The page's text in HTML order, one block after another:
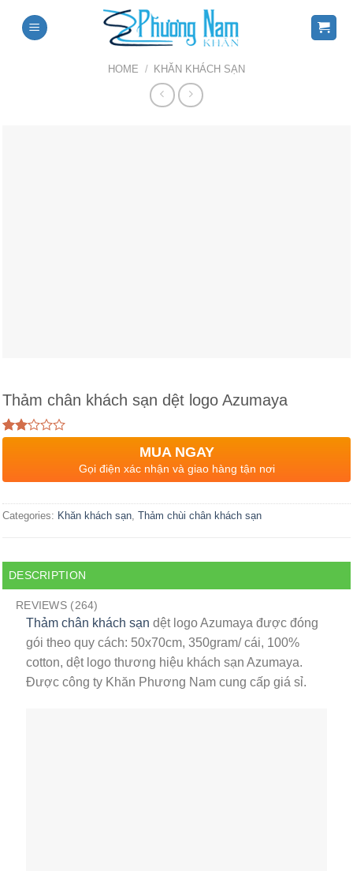
HOME / KHĂN KHÁCH SẠN
Thảm chân khách sạn dệt logo Azumaya
Rated
of 5
on
263
customer
MUA NGAY
Gọi điện xác nhận và giao hàng tận nơi
Categories: Khăn khách sạn Thảm chùi chân khách sạn
DESCRIPTION
REVIEWS (264)
Thảm chân khách sạn dệt logo Azumaya được đóng
gói theo quy cách: 50x70cm, 350gram/ cái, 100%
cotton, dệt logo thương hiệu khách sạn Azumaya.
Được công ty Khăn Phương Nam cung cấp giá sỉ.